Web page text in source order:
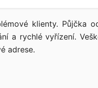
klienty. Půjčka
a rychlé vyřízení.
adrese.